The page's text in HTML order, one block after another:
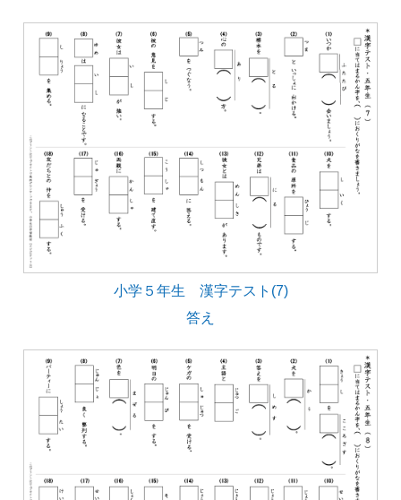
小学５年生 漢字テスト(7)
答え